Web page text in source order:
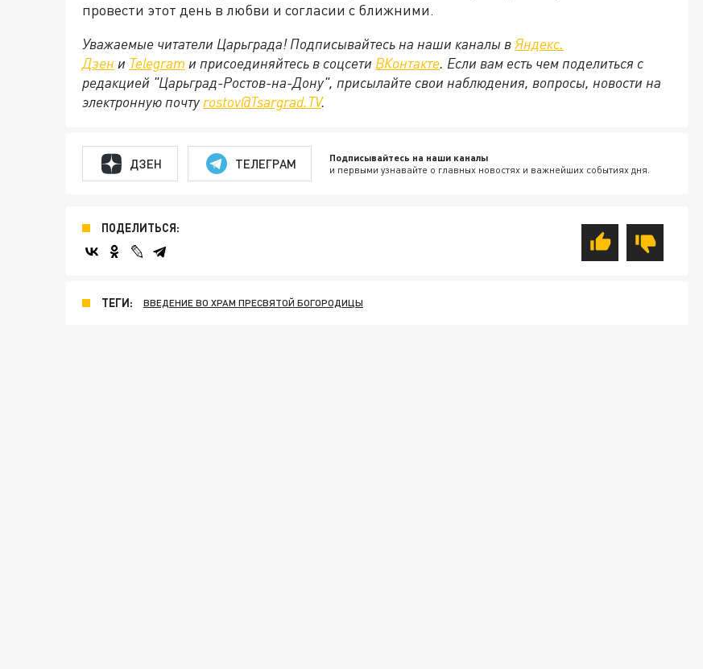
провести этот день в любви и согласии с ближними.
Уважаемые читатели Царьграда! Подписывайтесь на наши каналы вЯндекс.
Дзен и Telegram и присоединяйтесь в соцсети ВКонтакте. Если вам есть чем поделиться с
редакцией "Царьград-Ростов-на-Дону", присылайте свои наблюдения, вопросы, новости на
электронную почту rostov@Tsargrad.ТV.
ДЗЕН ТЕЛЕГРАМ Подписывайтесь на наши каналы
и первыми узнавайте о главных новостях и важнейших событиях дня.
ПОДЕЛИТЬСЯ:
ТЕГИ: ВВЕДЕНИЕ ВО ХРАМ ПРЕСВЯТОЙ БОГОРОДИЦЫ